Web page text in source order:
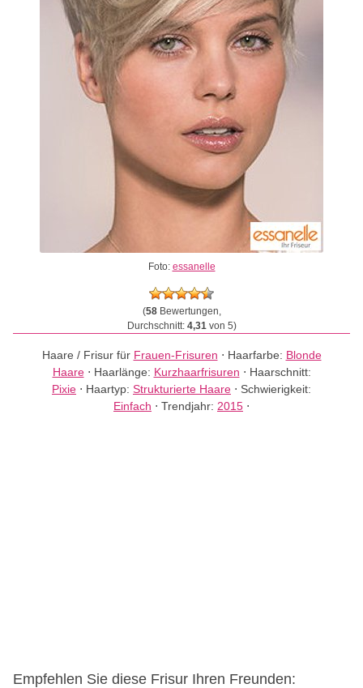
Foto: essanelle
(58Bewertungen,
Durchschnitt: 4,31von 5)
Haare / Frisur für Frauen-Frisuren ⋅ Haarfarbe: Blonde
Haare⋅ Haarlänge: Kurzhaarfrisuren ⋅ Haarschnitt:
Pixie ⋅ Haartyp: Strukturierte Haare ⋅ Schwierigkeit:
Einfach ⋅ Trendjahr: 2015 ⋅
Empfehlen Sie diese Frisur Ihren Freunden: